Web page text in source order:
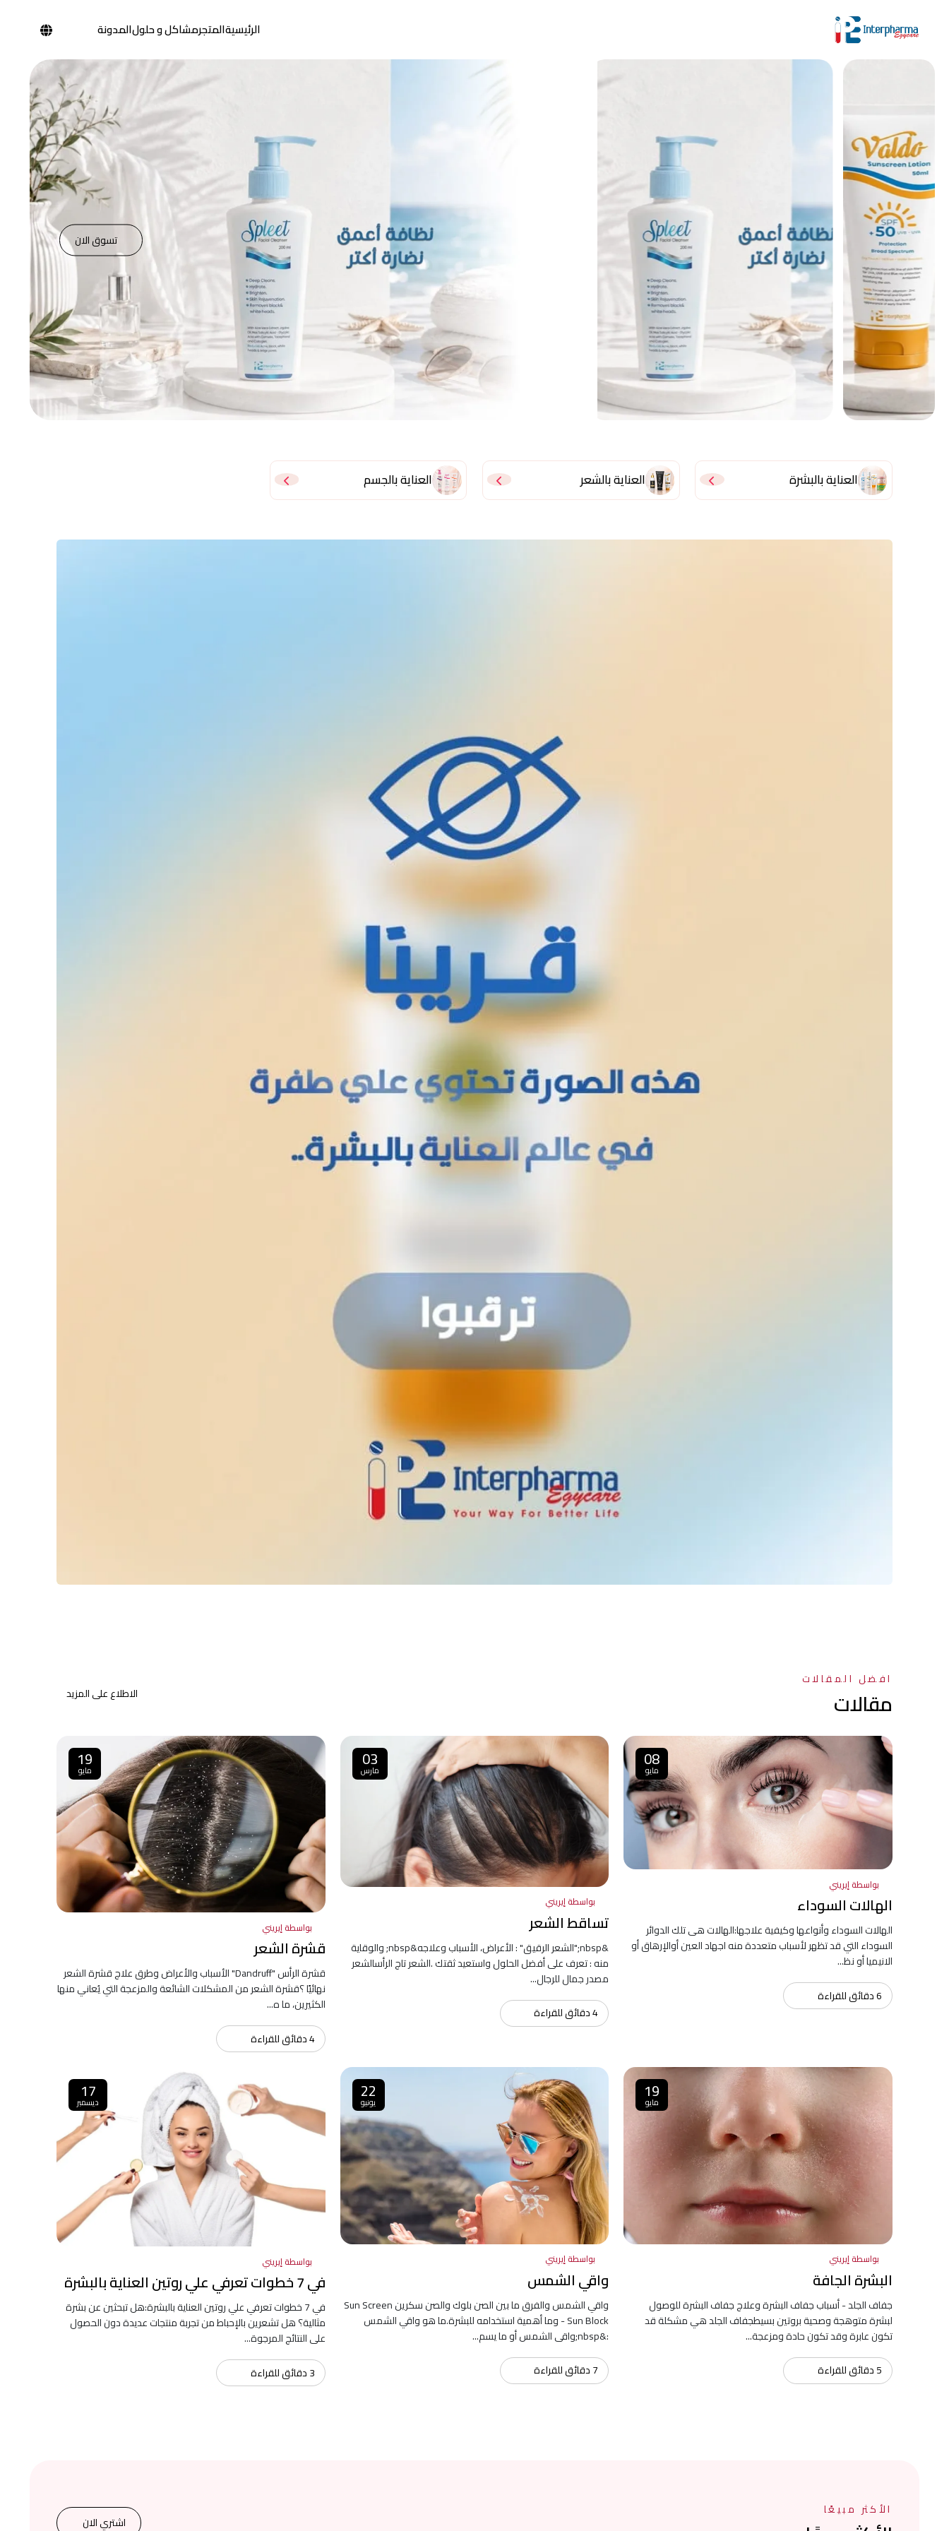
تصفية حسب التصنيف
اختر تصنيفًا الرئيسيةالمتجرمشاكل و حلولالمدونة
تسوق الان تسوق الان
العناية بالبشرة العناية بالشعر العناية بالجسم
افضل المقالات
مقالات الاطلاع على المزيد
08
مايو
بواسطة إيريني
الهالات السوداء
الهالات السوداء وأنواعها وكيفية علاجها:الهالات هى تلك الدوائر
السوداء التي قد تظهر لأسباب متعددة منه اجهاد العين أوالإرهاق أو
الانيميا أو نظ...
6 دقائق للقراءة
03
مارس
بواسطة إيريني
تساقط الشعر
&nbsp;"الشعر الرقيق" : الأعراض، الأسباب وعلاجه&nbsp; والوقاية
منه : تعرف على أفضل الحلول واستعيد ثقتك .الشعر تاج الرأسالشعر
مصدر جمال للرجال...
4 دقائق للقراءة
19
مايو
بواسطة إيريني
قشرة الشعر
قشرة الرأس "Dandruff" الأسباب والأعراض وطرق علاج قشرة الشعر
نهائيًا ؟قشرة الشعر من المشكلات الشائعة والمزعجة التي يُعاني منها
الكثيرين، ما ه...
4 دقائق للقراءة
19
مايو
بواسطة إيريني
البشرة الجافة
جفاف الجلد - أسباب جفاف البشرة وعلاج جفاف البشرة للوصول
لبشرة متوهجة وصحية بروتين بسيطجفاف الجلد هي مشكلة قد
تكون عابرة وقد تكون حادة ومزعجة...
5 دقائق للقراءة
22
يونيو
بواسطة إيريني
واقي الشمس
واقي الشمس والفرق ما بين الصن بلوك والصن سكرين Sun Screen
- Sun Block وما أهمية استخدامه للبشرة.ما هو واقي الشمس
:&nbsp;واقى الشمس أو ما يسم...
7 دقائق للقراءة
17
ديسمبر
بواسطة إيريني
في 7 خطوات تعرفي علي روتين العناية بالبشرة
في 7 خطوات تعرفي علي روتين العناية بالبشرة:هل تبحثين عن بشرة
مثالية؟ هل تشعرين بالإحباط من تجربة منتجات عديدة دون الحصول
على النتائج المرجوة...
3 دقائق للقراءة
الأكثر مبيعًا
اشتري الان